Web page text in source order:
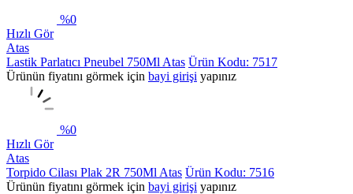
%0
Hızlı Gör
Atas
Lastik Parlatıcı Pneubel 750Ml Atas Ürün Kodu: 7517
Ürünün fiyatını görmek için bayi girişi yapınız
%0
Hızlı Gör
Atas
Torpido Cilası Plak 2R 750Ml Atas Ürün Kodu: 7516
Ürünün fiyatını görmek için bayi girişi yapınız